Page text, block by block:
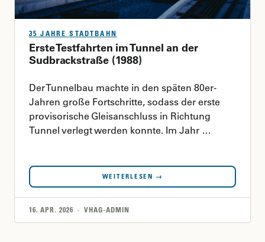
35 JAHRE STADTBAHN
Erste Testfahrten im Tunnel an der
Sudbrackstraße (1988)
Der Tunnelbau machte in den späten 80er-
Jahren große Fortschritte, sodass der erste
provisorische Gleisanschluss in Richtung
Tunnel verlegt werden konnte. Im Jahr …
WEITERLESEN →
16. APR. 2026 · VHAG-ADMIN